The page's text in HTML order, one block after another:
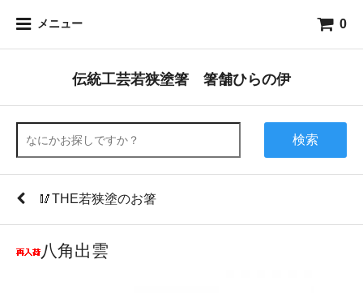
メニュー 0
伝統工芸若狭塗箸 箸舗ひらの伊
検索
🥢THE若狭塗のお箸
八角出雲